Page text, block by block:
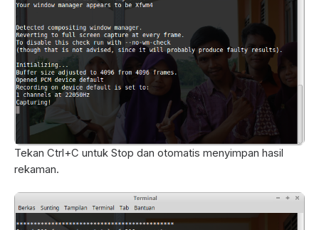
Tekan Ctrl+C untuk Stop dan otomatis menyimpan hasil
rekaman.